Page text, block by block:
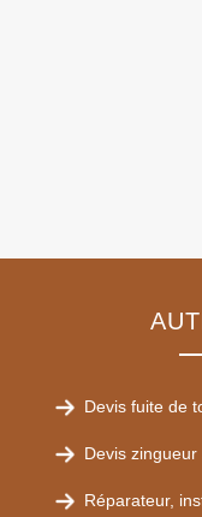
Devis fuite de
Devis
Réparateur,